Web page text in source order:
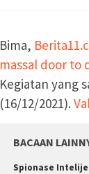
Bima,
massal door to
Kegiatan yang
(16/12/2021).
BACAAN
Spionase